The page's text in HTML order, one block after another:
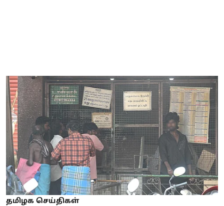
தமிழக செய்திகள்